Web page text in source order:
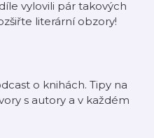
vylovili pár takových
literární obzory!
o knihách. Tipy na
s autory a v každém